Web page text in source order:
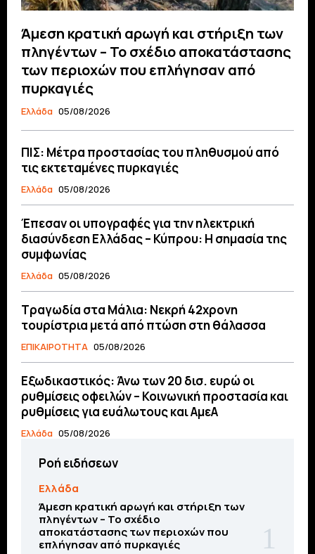
Άμεση κρατική αρωγή και στήριξη των
πληγέντων – Το σχέδιο αποκατάστασης
των περιοχών που επλήγησαν από
πυρκαγιές
Ελλάδα 05/08/2026
ΠΙΣ: Μέτρα προστασίας του πληθυσμού από
τις εκτεταμένες πυρκαγιές
Ελλάδα 05/08/2026
Έπεσαν οι υπογραφές για την ηλεκτρική
διασύνδεση Ελλάδας – Κύπρου: H σημασία της
συμφωνίας
Ελλάδα 05/08/2026
Τραγωδία στα Μάλια: Νεκρή 42χρονη
τουρίστρια μετά από πτώση στη θάλασσα
ΕΠΙΚΑΙΡΟΤΗΤΑ 05/08/2026
Εξωδικαστικός: Άνω των 20 δισ. ευρώ οι
ρυθμίσεις οφειλών – Κοινωνική προστασία και
ρυθμίσεις για ευάλωτους και ΑμεΑ
Ελλάδα 05/08/2026
Ροή ειδήσεων
Ελλάδα
Άμεση κρατική αρωγή και στήριξη των
πληγέντων – Το σχέδιο
αποκατάστασης των περιοχών που
επλήγησαν από πυρκαγιές